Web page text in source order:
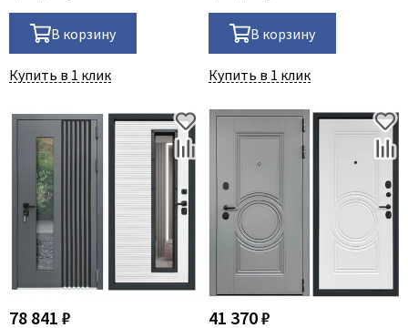
В корзину
Купить в 1 клик
В корзину
Купить в 1 клик
78 841 ₽ 41 370 ₽